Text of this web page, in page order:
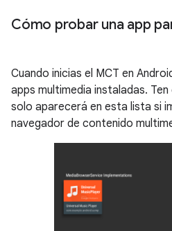
Cómo probar una app
Cuando inicias el MCT en
apps multimedia instaladas.
solo aparecerá en esta lista si
navegador de contenido